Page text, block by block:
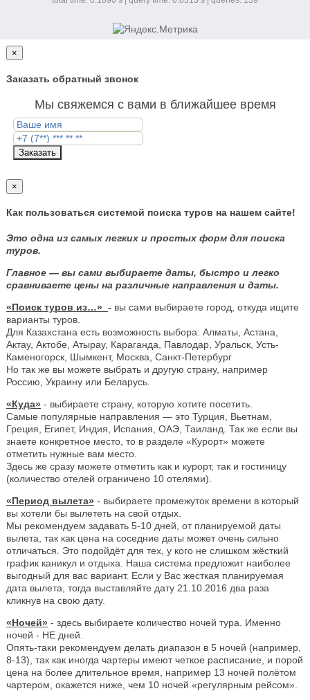
×
Заказать обратный звонок
Мы свяжемся с вами в ближайшее время
Заказать
×
Как пользоваться системой поиска туров на нашем сайте!
Это одна из самых легких и простых форм для поиска
туров.
Главное — вы сами выбираете даты, быстро и легко
сравниваете цены на различные направления и даты.
«Поиск туров из…» - вы сами выбираете город, откуда ищите
варианты туров.
Для Казахстана есть возможность выбора: Алматы, Астана,
Актау, Актобе, Атырау, Караганда, Павлодар, Уральск, Усть-
Каменогорск, Шымкент, Москва, Санкт-Петербург
Но так же вы можете выбрать и другую страну, например
Россию, Украину или Беларусь.
«Куда» - выбираете страну, которую хотите посетить.
Самые популярные направления — это Турция, Вьетнам,
Греция, Египет, Индия, Испания, ОАЭ, Таиланд. Так же если вы
знаете конкретное место, то в разделе «Курорт» можете
отметить нужные вам место.
Здесь же сразу можете отметить как и курорт, так и гостиницу
(количество отелей ограничено 10 отелями).
«Период вылета» - выбираете промежуток времени в который
вы хотели бы вылететь на свой отдых.
Мы рекомендуем задавать 5-10 дней, от планируемой даты
вылета, так как цена на соседние даты может очень сильно
отличаться. Это подойдёт для тех, у кого не слишком жёсткий
график каникул и отдыха. Наша система предложит наиболее
выгодный для вас вариант. Если у Вас жесткая планируемая
дата вылета, тогда выставляйте дату 21.10.2016 два раза
кликнув на свою дату.
«Ночей» - здесь выбираете количество ночей тура. Именно
ночей - НЕ дней.
Опять-таки рекомендуем делать диапазон в 5 ночей (например,
8-13), так как иногда чартеры имеют четкое расписание, и порой
цена на более длительное время, например 13 ночей полётом
чартером, окажется ниже, чем 10 ночей «регулярным рейсом».